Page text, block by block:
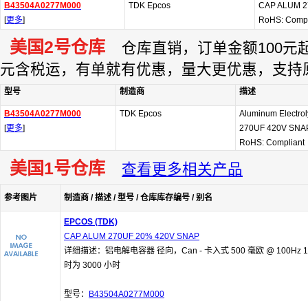
B43504A0277M000
[更多]
TDK Epcos
CAP ALUM
RoHS:
美国2号仓库 仓库直销，订单金额100元
元含税运，有单就有优惠，量大更优惠，支持
型号 制造商 描述
B43504A0277M000
[更多]
TDK Epcos
Aluminum
270UF 420V
RoHS: Compliant
美国1号仓库 查看更多相关产品
参考图片 制造商 / 描述 / 型号 / 仓库库存编号 / 别名
EPCOS (TDK)
CAP ALUM 270UF 20% 420V SNAP
详细描述：铝电解电容器 径向，Can - 卡入式 500 毫欧 @ 100Hz
时为 3000 小时
型号：
B43504A0277M000